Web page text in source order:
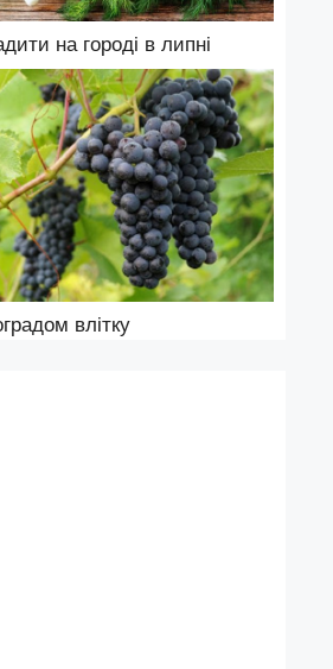
на городі в липні
влітку